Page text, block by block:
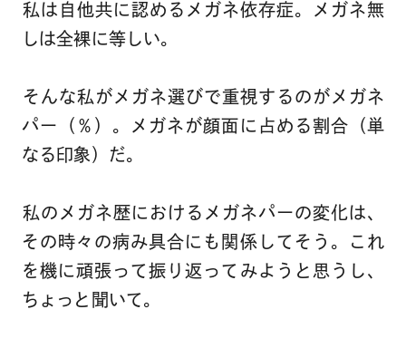
私は自他共に認めるメガネ依存症。メガネ無
しは全裸に等しい。
そんな私がメガネ選びで重視するのがメガネ
パー（％）。メガネが顔面に占める割合（単
なる印象）だ。
私のメガネ歴におけるメガネパーの変化は、
その時々の病み具合にも関係してそう。これ
を機に頑張って振り返ってみようと思うし、
ちょっと聞いて。